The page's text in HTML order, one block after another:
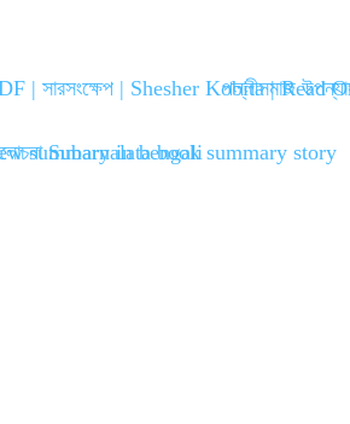
| সারসংক্ষেপ | Shesher Kobita | Read
পল্লীসমাজ